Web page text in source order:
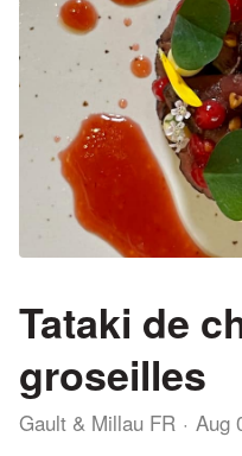
Tataki de
groseilles
Gault & Millau FR Aug